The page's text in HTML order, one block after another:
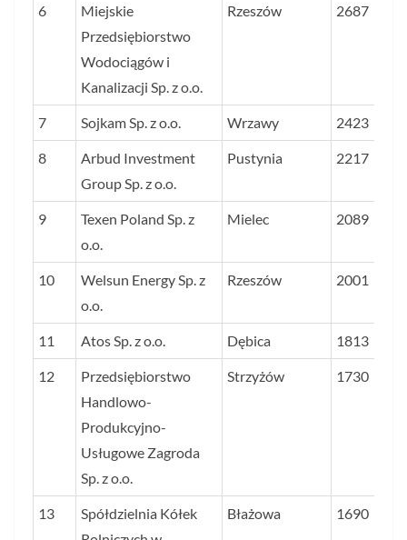
6
Miejskie
Przedsiębiorstwo
Wodociągów i
Kanalizacji Sp. z o.o.
Rzeszów 2687
7 Sojkam Sp. z o.o. Wrzawy 2423
8
Arbud Investment
Group Sp. z o.o.
Pustynia 2217
9
Texen Poland Sp. z
o.o.
Mielec 2089
10
Welsun Energy Sp. z
o.o.
Rzeszów 2001
11 Atos Sp. z o.o. Dębica 1813
12
Przedsiębiorstwo
Handlowo-
Produkcyjno-
Usługowe Zagroda
Sp. z o.o.
Strzyżów 1730
13
Spółdzielnia Kółek
Błażowa 1690